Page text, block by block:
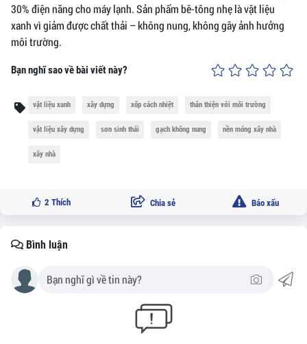
30% điện năng cho máy lạnh. Sản phẩm bê-tông nhẹ là vật liệu
xanh vì giảm được chất thải – không nung, không gây ảnh hưởng
môi trường.
Bạn nghĩ sao về bài viết này?
vật liệu xanh xây dựng xốp cách nhiệt thân thiện với môi trường
vật liệu xây dựng sơn sinh thái gạch không nung nền móng xây nhà
xây nhà
2 Thích Chia sẻ Báo xấu
Bình luận